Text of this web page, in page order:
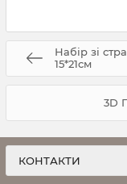
Набір зі
15*21см
3D
КОНТАКТИ